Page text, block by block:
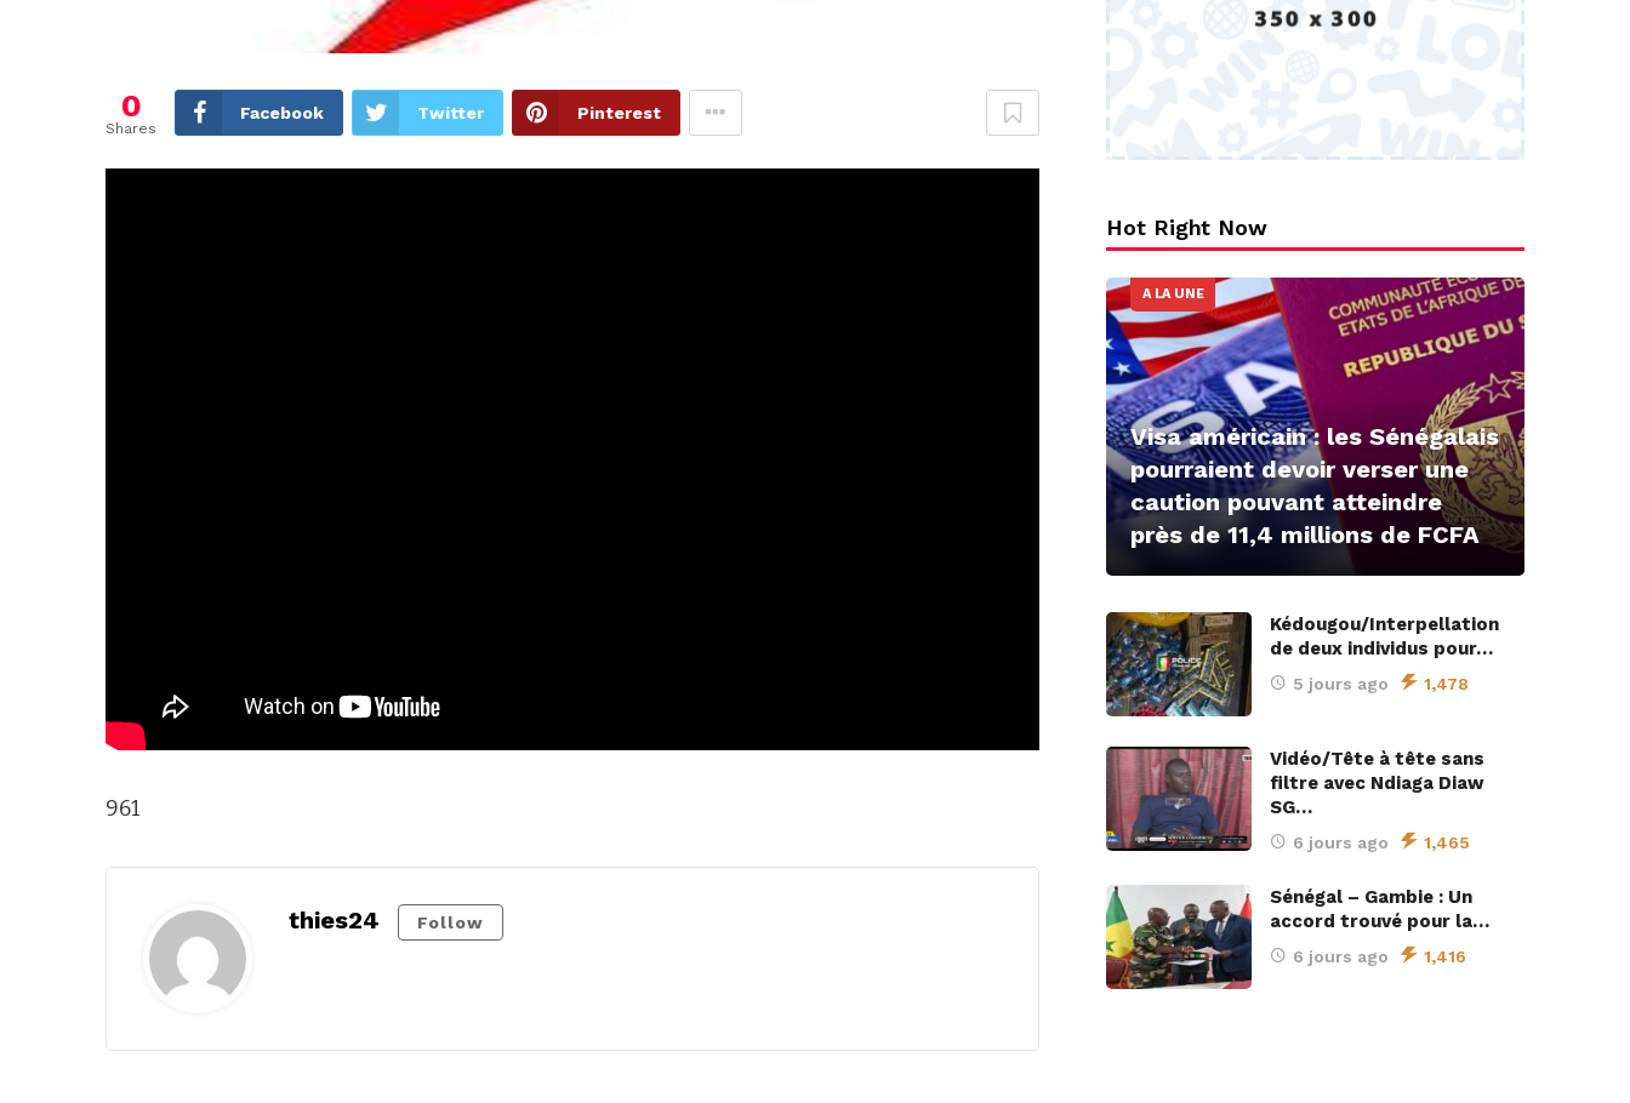
0
Shares
Facebook Twitter Pinterest
961
thies24 Follow
Hot Right Now
A LA UNE
Visa américain : les Sénégalais
pourraient devoir verser une
caution pouvant atteindre
près de 11,4 millions de FCFA
Kédougou/Interpellation
de deux individus pour…
5 jours ago 1,478
Vidéo/Tête à tête sans
filtre avec Ndiaga Diaw
SG…
6 jours ago 1,465
Sénégal – Gambie : Un
accord trouvé pour la…
6 jours ago 1,416